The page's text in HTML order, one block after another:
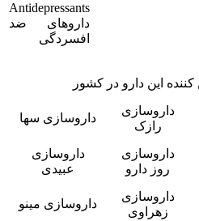
Antidepressants
داروهای ضد
افسردگی
این دارو در کشور
داروسازی
رازک
داروسازی سها
داروسازی
روز دارو
داروسازی
عبیدی
داروسازی
زهراوی
داروسازی مینو